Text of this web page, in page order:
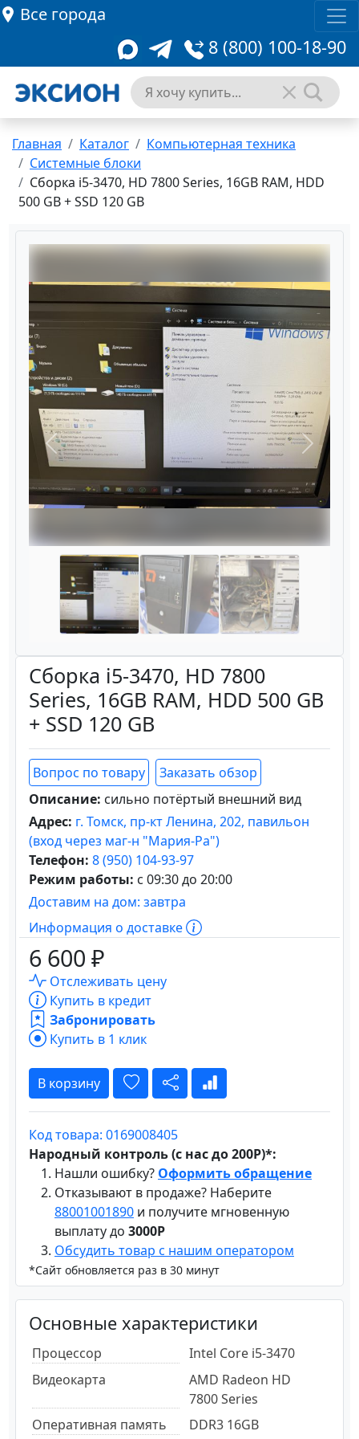
Все города
8 (800) 100-18-90
Главная Каталог
Компьютерная техника
Системные блоки
Сборка i5-3470, HD 7800 Series, 16GB RAM, HDD
500 GB + SSD 120 GB
Назад Вперёд
Сборка i5-3470, HD 7800
Series, 16GB RAM, HDD 500 GB
+ SSD 120 GB
Вопрос по товару
Заказать обзор
Описание: сильно потёртый внешний вид
Адрес: г. Томск, пр-кт Ленина, 202, павильон
(вход через маг-н "Мария-Ра")
Телефон: 8 (950) 104-93-97
Режим работы: с 09:30 до 20:00
Доставим на дом: завтра
Информация о доставке
6 600 ₽
Отслеживать цену
Купить в кредит
Забронировать
Купить в 1 клик
В корзину
Код товара: 0169008405
Народный контроль (с нас до 200Р)*:
Нашли ошибку? Оформить обращение
Отказывают в продаже? Наберите
88001001890 и получите мгновенную
выплату до 3000Р
Обсудить товар с нашим оператором
*Сайт обновляется раз в 30 минут
Основные характеристики
Процессор
Intel Core i5-3470
Видеокарта
AMD Radeon HD
7800 Series
Оперативная память
DDR3 16GB